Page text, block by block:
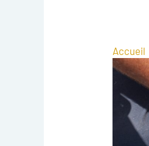
Accueil